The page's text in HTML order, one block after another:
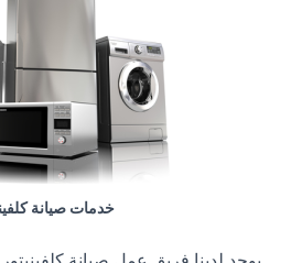
خدمات صيانة